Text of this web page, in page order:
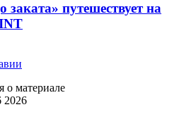
заката» путешествует на
материале
2026